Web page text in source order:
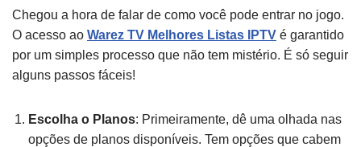
Chegou a hora de falar de como você pode entrar no jogo.
O acesso ao Warez TV Melhores Listas IPTV é garantido
por um simples processo que não tem mistério. É só seguir
alguns passos fáceis!
Escolha o Planos: Primeiramente, dê uma olhada nas
opções de planos disponíveis. Tem opções que cabem